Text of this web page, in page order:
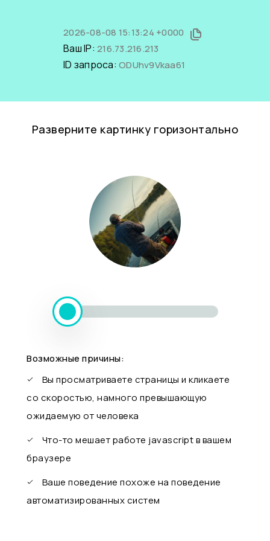
2026-08-08 15:13:24 +0000
Ваш IP: 216.73.216.213
ID запроса: ODUhv9Vkaa61
Разверните картинку горизонтально
Возможные причины:
Вы просматриваете страницы и кликаете
со скоростью, намного превышающую
ожидаемую от человека
Что-то мешает работе javascript в вашем
браузере
Ваше поведение похоже на поведение
автоматизированных систем